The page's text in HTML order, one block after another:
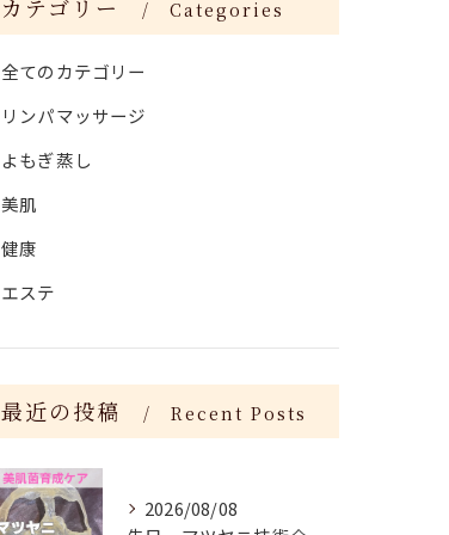
カテゴリー Categories
全てのカテゴリー
リンパマッサージ
よもぎ蒸し
美肌
健康
エステ
最近の投稿 Recent Posts
2026/08/08